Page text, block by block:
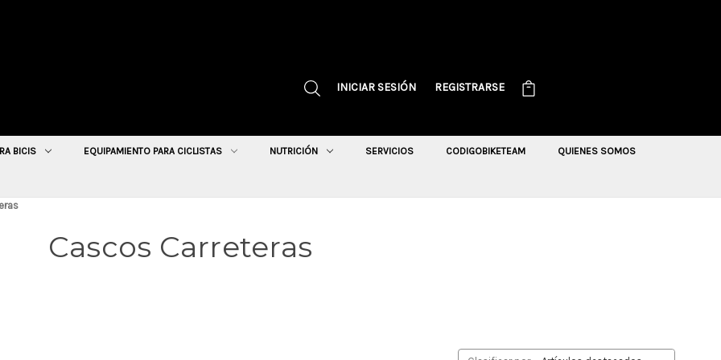
INICIAR SESIÓN REGISTRARSE
BICIS EQUIPAMIENTO PARA CICLISTAS NUTRICIÓN SERVICIOS CODIGOBIKETEAM QUIENES SOMOS
Cascos Carreteras